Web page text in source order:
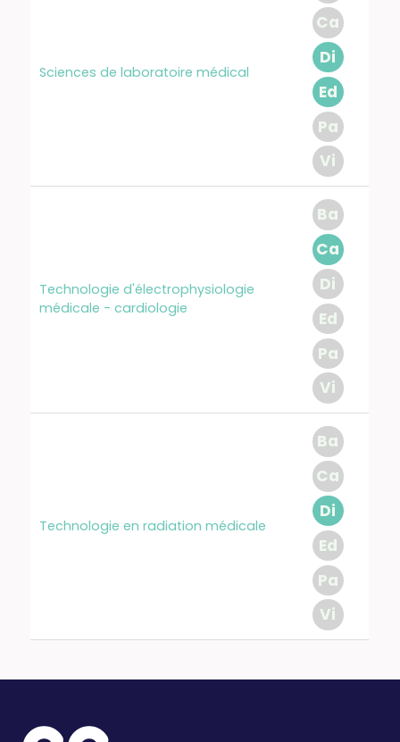
Sciences de laboratoire médical
Ca
Di
Ed
Pa
Vi
Technologie d'électrophysiologie
médicale - cardiologie
Ba
Ca
Di
Ed
Pa
Vi
Technologie en radiation médicale
Ba
Ca
Di
Ed
Pa
Vi